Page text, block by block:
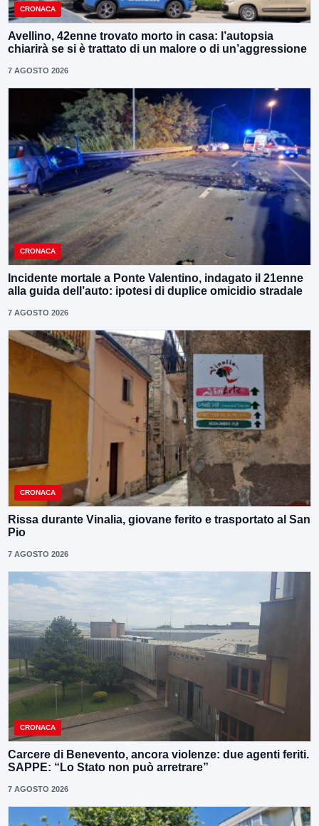
CRONACA
Avellino, 42enne trovato morto in casa: l’autopsia
chiarirà se si è trattato di un malore o di un’aggressione
7 AGOSTO 2026
CRONACA
Incidente mortale a Ponte Valentino, indagato il 21enne
alla guida dell’auto: ipotesi di duplice omicidio stradale
7 AGOSTO 2026
CRONACA
Rissa durante Vinalia, giovane ferito e trasportato al San
Pio
7 AGOSTO 2026
CRONACA
Carcere di Benevento, ancora violenze: due agenti feriti.
SAPPE: “Lo Stato non può arretrare”
7 AGOSTO 2026